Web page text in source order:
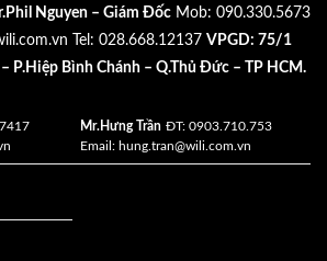
Nguyen – Giám Đốc Mob: 090.330.5673
Tel: 028.668.12137 VPGD: 75/1
P.Hiệp Bình Chánh – Q.Thủ Đức – TP HCM.
Mr.Hưng Trần ĐT: 0903.710.753
Email: hung.tran@wili.com.vn